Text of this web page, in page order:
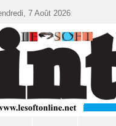
7 Août 2026